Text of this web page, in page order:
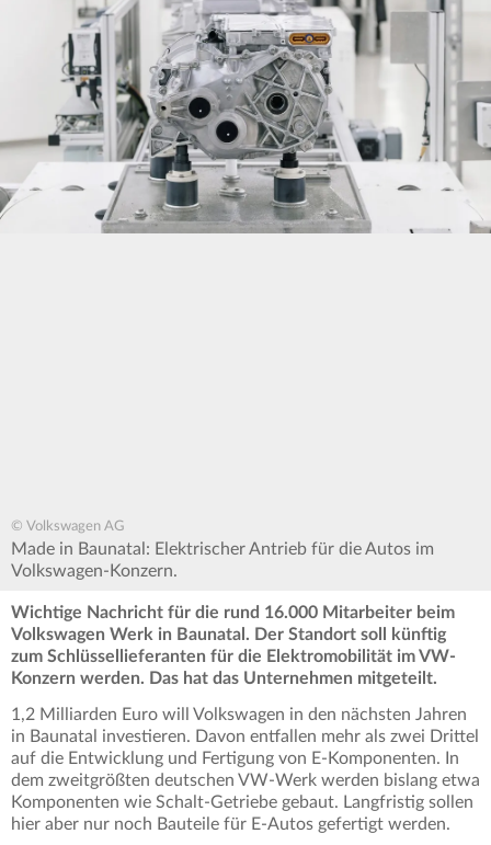
© Volkswagen AG
Made in Baunatal: Elektrischer Antrieb für die Autos im
Volkswagen-Konzern.
Wichtige Nachricht für die rund 16.000 Mitarbeiter beim
Volkswagen Werk in Baunatal. Der Standort soll künftig
zum Schlüssellieferanten für die Elektromobilität im VW-
Konzern werden. Das hat das Unternehmen mitgeteilt.
1,2 Milliarden Euro will Volkswagen in den nächsten Jahren
in Baunatal investieren. Davon entfallen mehr als zwei Drittel
auf die Entwicklung und Fertigung von E-Komponenten. In
dem zweitgrößten deutschen VW-Werk werden bislang etwa
Komponenten wie Schalt-Getriebe gebaut. Langfristig sollen
hier aber nur noch Bauteile für E-Autos gefertigt werden.